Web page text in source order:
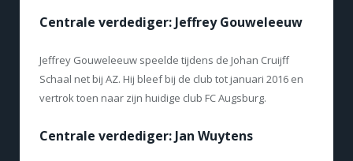
Centrale verdediger: Jeffrey Gouweleeuw
Jeffrey Gouweleeuw speelde tijdens de Johan Cruijff
Schaal net bij AZ. Hij bleef bij de club tot januari 2016 en
vertrok toen naar zijn huidige club FC Augsburg.
Centrale verdediger: Jan Wuytens